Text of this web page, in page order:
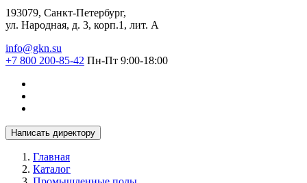
193079, Санкт-Петербург,
ул. Народная, д. 3, корп.1, лит. А
info@gkn.su
+7 800 200-85-42 Пн-Пт 9:00-18:00
Написать директору
Главная
Каталог